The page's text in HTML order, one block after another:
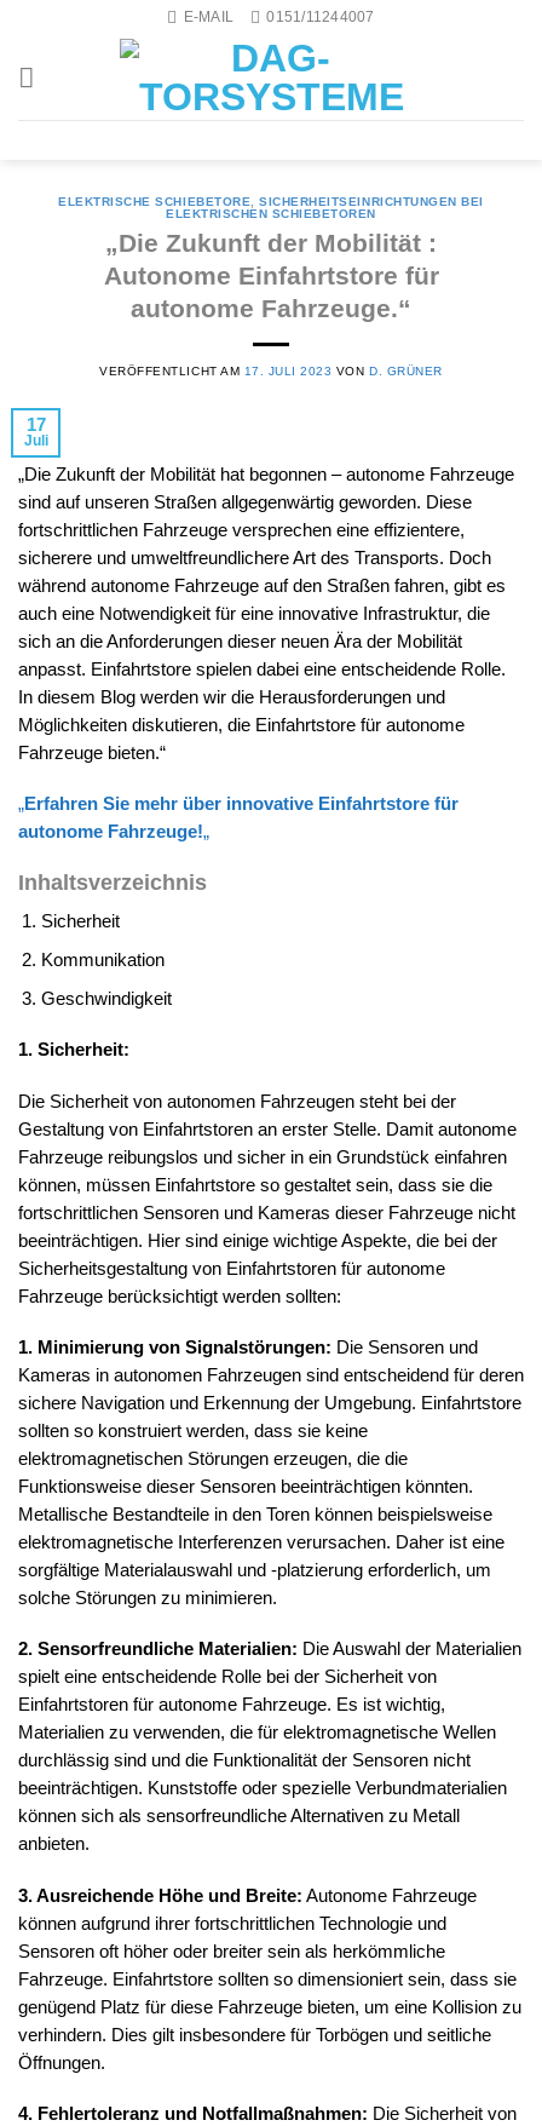
content
E-MAIL 0151/11244007
ELEKTRISCHE SCHIEBETORE ,SICHERHEITSEINRICHTUNGEN BEI
ELEKTRISCHEN SCHIEBETOREN
„Die Zukunft der Mobilität :
Autonome Einfahrtstore für
autonome Fahrzeuge.“
VERÖFFENTLICHT AM 17. JULI 2023 VOND. GRÜNER
17
Juli
„Die Zukunft der Mobilität hat begonnen – autonome Fahrzeuge
sind auf unseren Straßen allgegenwärtig geworden. Diese
fortschrittlichen Fahrzeuge versprechen eine effizientere,
sicherere und umweltfreundlichere Art des Transports. Doch
während autonome Fahrzeuge auf den Straßen fahren, gibt es
auch eine Notwendigkeit für eine innovative Infrastruktur, die
sich an die Anforderungen dieser neuen Ära der Mobilität
anpasst. Einfahrtstore spielen dabei eine entscheidende Rolle.
In diesem Blog werden wir die Herausforderungen und
Möglichkeiten diskutieren, die Einfahrtstore für autonome
Fahrzeuge bieten.“
„Erfahren Sie mehr über innovative Einfahrtstore für
autonome Fahrzeuge!„
Inhaltsverzeichnis
Sicherheit
Kommunikation
Geschwindigkeit
1. Sicherheit:
Die Sicherheit von autonomen Fahrzeugen steht bei der
Gestaltung von Einfahrtstoren an erster Stelle. Damit autonome
Fahrzeuge reibungslos und sicher in ein Grundstück einfahren
können, müssen Einfahrtstore so gestaltet sein, dass sie die
fortschrittlichen Sensoren und Kameras dieser Fahrzeuge nicht
beeinträchtigen. Hier sind einige wichtige Aspekte, die bei der
Sicherheitsgestaltung von Einfahrtstoren für autonome
Fahrzeuge berücksichtigt werden sollten:
1. Minimierung von Signalstörungen: Die Sensoren und
Kameras in autonomen Fahrzeugen sind entscheidend für deren
sichere Navigation und Erkennung der Umgebung. Einfahrtstore
sollten so konstruiert werden, dass sie keine
elektromagnetischen Störungen erzeugen, die die
Funktionsweise dieser Sensoren beeinträchtigen könnten.
Metallische Bestandteile in den Toren können beispielsweise
elektromagnetische Interferenzen verursachen. Daher ist eine
sorgfältige Materialauswahl und -platzierung erforderlich, um
solche Störungen zu minimieren.
2. Sensorfreundliche Materialien: Die Auswahl der Materialien
spielt eine entscheidende Rolle bei der Sicherheit von
Einfahrtstoren für autonome Fahrzeuge. Es ist wichtig,
Materialien zu verwenden, die für elektromagnetische Wellen
durchlässig sind und die Funktionalität der Sensoren nicht
beeinträchtigen. Kunststoffe oder spezielle Verbundmaterialien
können sich als sensorfreundliche Alternativen zu Metall
anbieten.
3. Ausreichende Höhe und Breite: Autonome Fahrzeuge
können aufgrund ihrer fortschrittlichen Technologie und
Sensoren oft höher oder breiter sein als herkömmliche
Fahrzeuge. Einfahrtstore sollten so dimensioniert sein, dass sie
genügend Platz für diese Fahrzeuge bieten, um eine Kollision zu
verhindern. Dies gilt insbesondere für Torbögen und seitliche
Öffnungen.
4. Fehlertoleranz und Notfallmaßnahmen: Die Sicherheit von